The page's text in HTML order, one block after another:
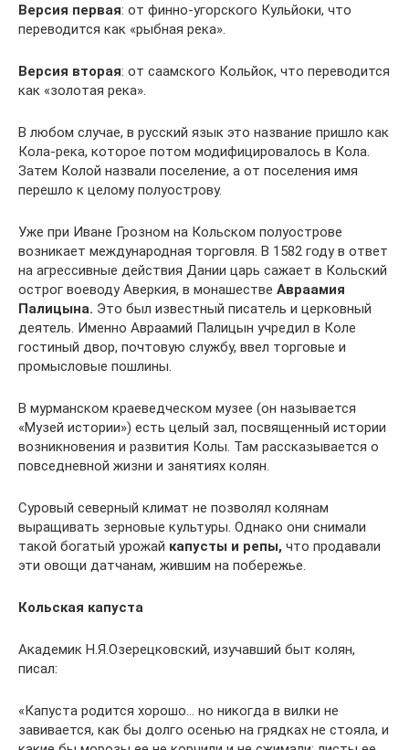
Версия первая: от финно-угорского Кульйоки, что
переводится как «рыбная река».
Версия вторая: от саамского Кольйок, что переводится
как «золотая река».
В любом случае, в русский язык это название пришло как
Кола-река, которое потом модифицировалось в Кола.
Затем Колой назвали поселение, а от поселения имя
перешло к целому полуострову.
Уже при Иване Грозном на Кольском полуострове
возникает международная торговля. В 1582 году в ответ
на агрессивные действия Дании царь сажает в Кольский
острог воеводу Аверкия, в монашестве Авраамия
Палицына. Это был известный писатель и церковный
деятель. Именно Авраамий Палицын учредил в Коле
гостиный двор, почтовую службу, ввел торговые и
промысловые пошлины.
В мурманском краеведческом музее (он называется
«Музей истории») есть целый зал, посвященный истории
возникновения и развития Колы. Там рассказывается о
повседневной жизни и занятиях колян.
Суровый северный климат не позволял колянам
выращивать зерновые культуры. Однако они снимали
такой богатый урожай капусты и репы, что продавали
эти овощи датчанам, жившим на побережье.
Кольская капуста
Академик Н.Я.Озерецковский, изучавший быт колян,
писал:
«Капуста родится хорошо… но никогда в вилки не
завивается, как бы долго осенью на грядках не стояла, и